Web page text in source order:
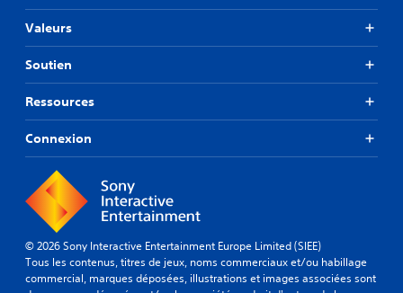
Valeurs
Soutien
Ressources
Connexion
© 2026 Sony Interactive Entertainment Europe Limited (SIEE)
Tous les contenus, titres de jeux, noms commerciaux et/ou habillage
commercial, marques déposées, illustrations et images associées sont